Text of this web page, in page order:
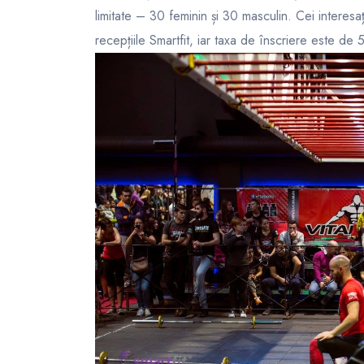
limitate – 30 feminin și 30 masculin. Cei
recepțiile Smartfit, iar taxa de înscriere este de